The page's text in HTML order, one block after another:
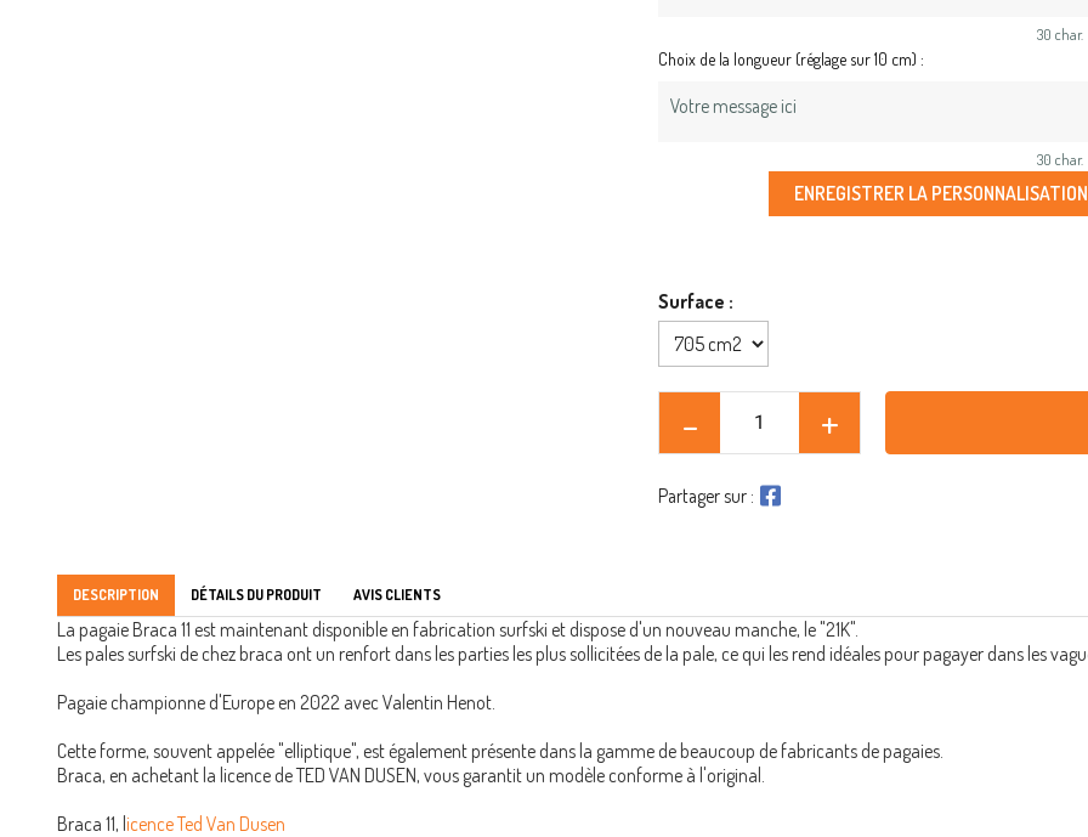
DESCRIPTION DÉTAILS DU PRODUIT AVIS CLIENTS
La pagaie Braca 11 est maintenant disponible en fabrication surfski et dispose d'un nouveau manche, le "21K".
Les pales surfski de chez braca ont un renfort dans les parties les plus sollicitées de la pale, ce qui les rend idéales pour pagayer dans les
Pagaie championne d'Europe en 2022 avec Valentin Henot.
Cette forme, souvent appelée "elliptique", est également présente dans la gamme de beaucoup de fabricants de pagaies.
Braca, en achetant la licence de TED VAN DUSEN, vous garantit un modèle conforme à l'original.
Braca 11, licence Ted Van Dusen
30
Choix de la longueur (réglage sur 10 cm) :
30
ENREGISTRER LA PERSONNALISATION
Surface :
Partager sur :